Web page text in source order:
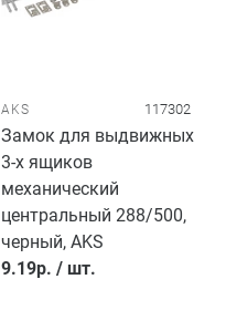
AKS 117302
Замок для выдвижных
3-х ящиков
механический
центральный 288/500,
черный, AKS
9.19р. / шт.